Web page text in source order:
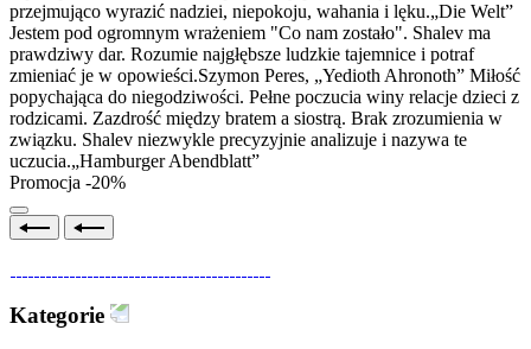
przejmująco wyrazić nadziei, niepokoju, wahania i lęku.„Die Welt”
Jestem pod ogromnym wrażeniem "Co nam zostało". Shalev ma
prawdziwy dar. Rozumie najgłębsze ludzkie tajemnice i potraf
zmieniać je w opowieści.Szymon Peres, „Yedioth Ahronoth” Miłość
popychająca do niegodziwości. Pełne poczucia winy relacje dzieci z
rodzicami. Zazdrość między bratem a siostrą. Brak zrozumienia w
związku. Shalev niezwykle precyzyjnie analizuje i nazywa te
uczucia.„Hamburger Abendblatt”
Promocja -20%
Kategorie